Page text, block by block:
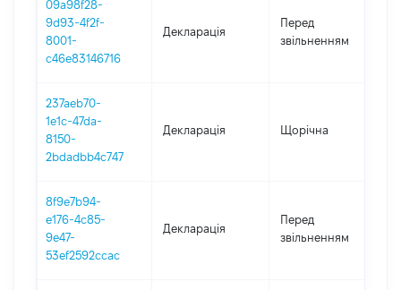
09a98f28-
9d93-4f2f-
8001-
c46e83146716
Декларація
Перед
звільненням
237aeb70-
1e1c-47da-
8150-
2bdadbb4c747
Декларація Щорічна
8f9e7b94-
e176-4c85-
9e47-
53ef2592ccac
Декларація
Перед
звільненням